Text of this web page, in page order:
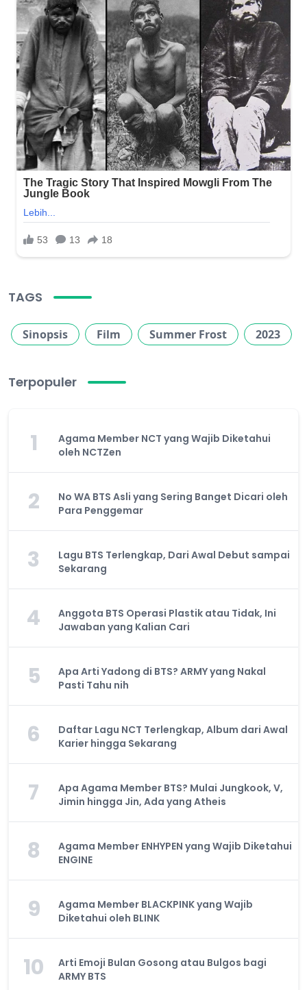
TAGS
Sinopsis Film Summer Frost 2023
Terpopuler
1
Agama Member NCT yang Wajib Diketahui
oleh NCTZen
2
No WA BTS Asli yang Sering Banget Dicari oleh
Para Penggemar
3
Lagu BTS Terlengkap, Dari Awal Debut sampai
Sekarang
4
Anggota BTS Operasi Plastik atau Tidak, Ini
Jawaban yang Kalian Cari
5
Apa Arti Yadong di BTS? ARMY yang Nakal
Pasti Tahu nih
6
Daftar Lagu NCT Terlengkap, Album dari Awal
Karier hingga Sekarang
7
Apa Agama Member BTS? Mulai Jungkook, V,
Jimin hingga Jin, Ada yang Atheis
8
Agama Member ENHYPEN yang Wajib Diketahui
ENGINE
9
Agama Member BLACKPINK yang Wajib
Diketahui oleh BLINK
10
Arti Emoji Bulan Gosong atau Bulgos bagi
ARMY BTS